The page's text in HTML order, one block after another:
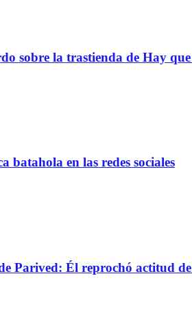
sobre la trastienda de Hay
en las redes sociales
Parived: Él reprochó actitud